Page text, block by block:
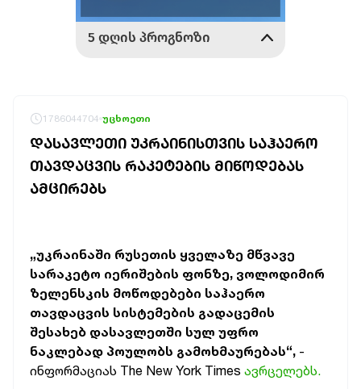
1786044704 უცხოეთი
ᲓᲐᲡᲐᲕᲚᲔᲗᲘ ᲣᲙᲠᲐᲘᲜᲘᲡᲗᲕᲘᲡ ᲡᲐᲰᲐᲔᲠᲝ
ᲗᲐᲕᲓᲐᲪᲕᲘᲡ ᲠᲐᲙᲔᲢᲔᲑᲘᲡ ᲛᲘᲬᲝᲓᲔᲑᲐᲡ
ᲐᲛᲪᲘᲠᲔᲑᲡ
„უკრაინაში რუსეთის ყველაზე მწვავე
სარაკეტო იერიშების ფონზე, ვოლოდიმირ
ზელენსკის მოწოდებები საჰაერო
თავდაცვის სისტემების გადაცემის
შესახებ დასავლეთში სულ უფრო
ნაკლებად პოულობს გამოხმაურებას“, -
ინფორმაციას The New York Times ავრცელებს.